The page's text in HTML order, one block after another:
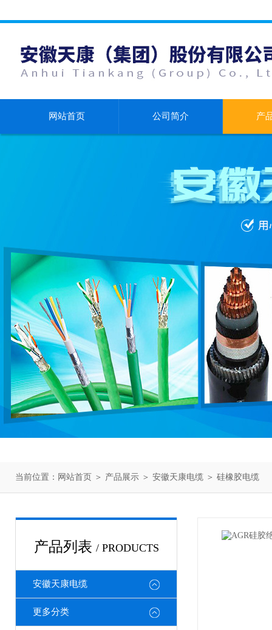
网站首页 公司简介 产
当前位置： 网站首页 ＞ 产品展示 ＞ 安徽天康电缆 ＞ 硅橡胶电缆
产品列表 / PRODUCTS
安徽天康电缆
更多分类